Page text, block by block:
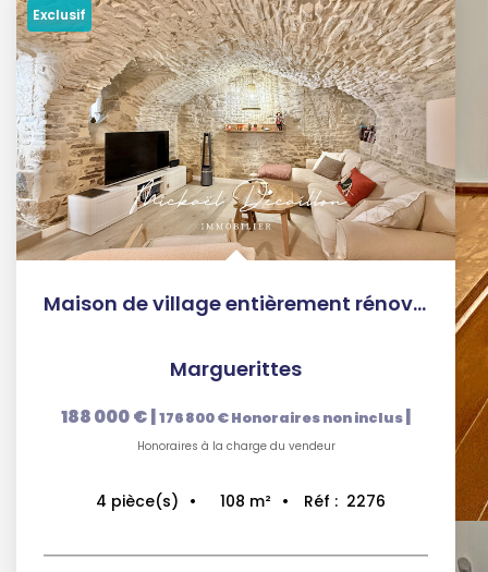
Exclusif
Maison de village entièrement rénovée
Marguerittes
188 000 €|176 800 €Honoraires non inclus|
Honoraires à la charge du vendeur
4 pièce(s) 108 m² Réf : 2276